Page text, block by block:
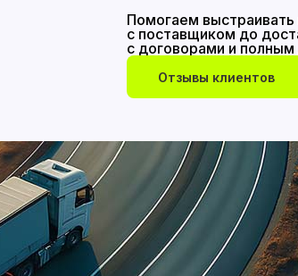
Помогаем
с поставщиком до
с договорами и
Отзывы клиентов